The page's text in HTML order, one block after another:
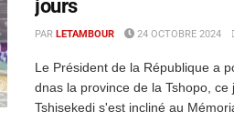
jours
PAR LETAMBOUR 24 OCTOBRE 2024
Le Président de la République a
dnas la province de la Tshopo,
Tshisekedi s'est incliné au